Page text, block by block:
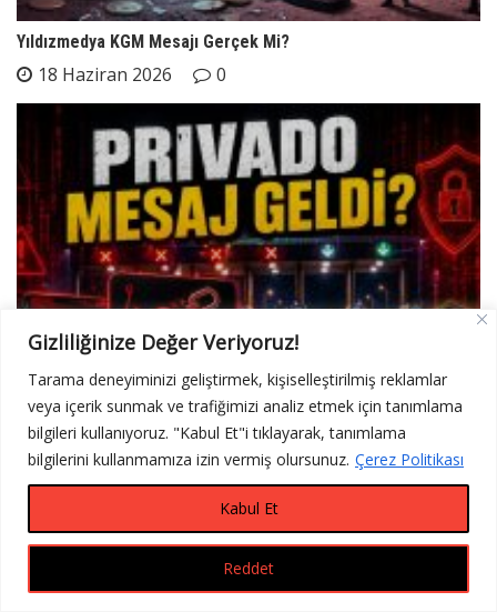
Gizliliğinize Değer Veriyoruz!
Tarama deneyiminizi geliştirmek, kişiselleştirilmiş reklamlar
veya içerik sunmak ve trafiğimizi analiz etmek için tanımlama
bilgileri kullanıyoruz. "Kabul Et"i tıklayarak, tanımlama
bilgilerini kullanmamıza izin vermiş olursunuz. Çerez Politikası
Reddet
Kabul Et
Yıldızmedya KGM Mesajı Gerçek Mi?
18 Haziran 2026 0
Privado Ne Demek? (Karayolları Geçiş İhlali Mesajı)
0